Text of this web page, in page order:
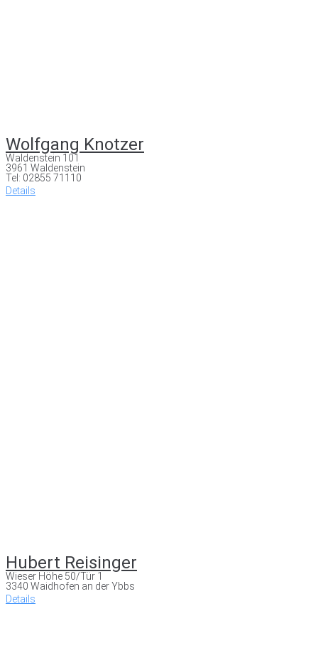
Wolfgang Knotzer
Waldenstein 101
3961 Waldenstein
Tel: 02855 71110
Details
Hubert Reisinger
Wieser Höhe 50/Tür 1
3340 Waidhofen an der Ybbs
Details